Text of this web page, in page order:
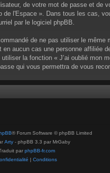
de votre mot de passe et
l'Espace ». Dans tous les cas,
par le logiciel phpBB.
de ne pas utiliser le
aucun cas une personne affiliée
la fonction « J’ai oublié mon
qui vous permettra de vous
® Forum Software © phpBB Limited
Arty - phpBB 3.3 par MrGaby
par phpBB-fr.com
| Conditions